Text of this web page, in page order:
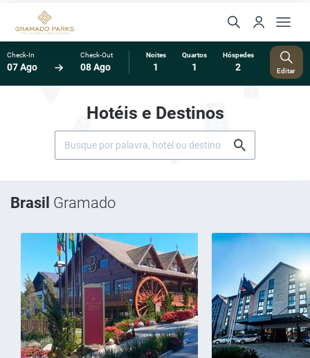
Check-In
07 Ago
Check-Out
08 Ago
Noites
1
Quartos
1
Hóspedes
2 Editar
Hotéis e Destinos
Brasil Gramado